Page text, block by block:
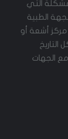
التي
الطبية
أشعة أو
مع الجهات